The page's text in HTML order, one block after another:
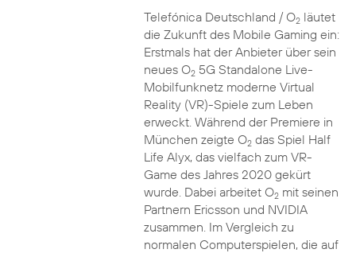
Telefónica Deutschland / O2läutet
die Zukunft des Mobile Gaming ein:
Erstmals hat der Anbieter über sein
neues O25G Standalone Live-
Mobilfunknetz moderne Virtual
Reality (VR)-Spiele zum Leben
erweckt. Während der Premiere in
München zeigte O2das Spiel Half
Life Alyx, das vielfach zum VR-
Game des Jahres 2020 gekürt
wurde. Dabei arbeitet O2mit seinen
Partnern Ericsson und NVIDIA
zusammen. Im Vergleich zu
normalen Computerspielen, die auf